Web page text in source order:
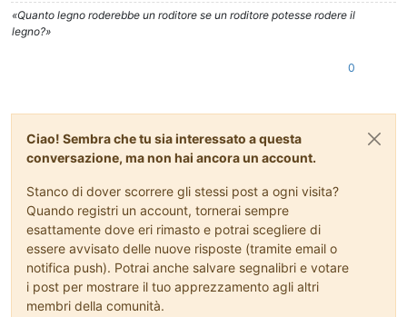
«Quanto legno roderebbe un roditore se un roditore potesse rodere il
legno?»
0
Ciao! Sembra che tu sia interessato a questa
conversazione, ma non hai ancora un account.
Stanco di dover scorrere gli stessi post a ogni visita?
Quando registri un account, tornerai sempre
esattamente dove eri rimasto e potrai scegliere di
essere avvisato delle nuove risposte (tramite email o
notifica push). Potrai anche salvare segnalibri e votare
i post per mostrare il tuo apprezzamento agli altri
membri della comunità.